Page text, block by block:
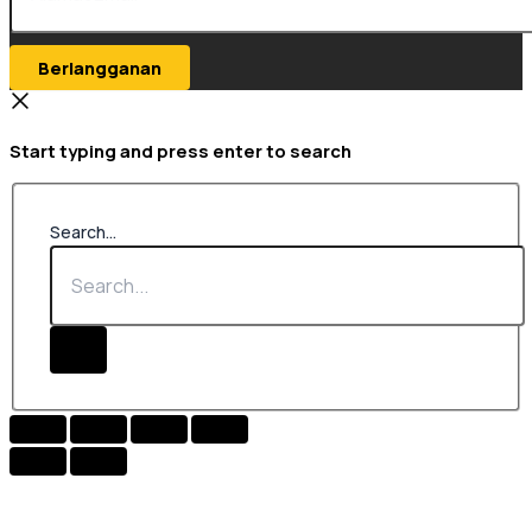
Berlangganan
Start typing and press enter to search
Search...